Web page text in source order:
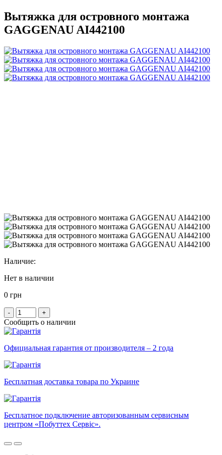
Вытяжка для островного монтажа
GAGGENAU AI442100
Наличие:
Нет в наличии
0 грн
- +
Сообщить о наличии
Официальная гарантия от производителя – 2 года
Бесплатная доставка товара по Украине
Бесплатное подключение авторизованным сервисным
центром «Побуттех Сервіс».